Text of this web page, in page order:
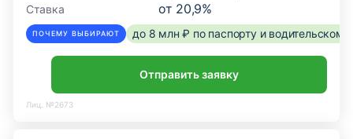
Ставка от 20,9%
ПОЧЕМУ ВЫБИРАЮТ до 8 млн ₽ по паспорту и
Отправить заявку
Лиц. №2673